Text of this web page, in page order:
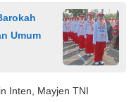
Umum
Inten, Mayjen TNI